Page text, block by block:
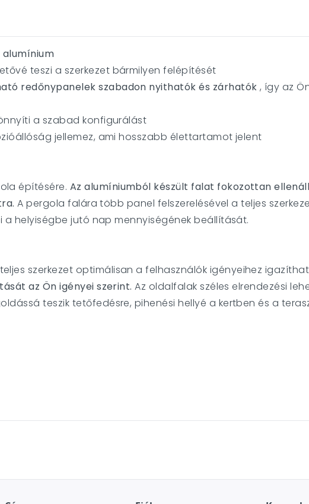
alumínium
teszi a szerkezet bármilyen felépítését
redőnypanelek szabadon nyithatók és zárhatók , így az
a szabad konfigurálást
jellemez, ami hosszabb élettartamot jelent
építésére. Az alumíniumból készült falat fokozottan
A pergola falára több panel felszerelésével a teljes
helyiségbe jutó nap mennyiségének beállítását.
szerkezet optimálisan a felhasználók igényeihez
az Ön igényei szerint. Az oldalfalak széles elrendezési
teszik tetőfedésre, pihenési hellyé a kertben és a